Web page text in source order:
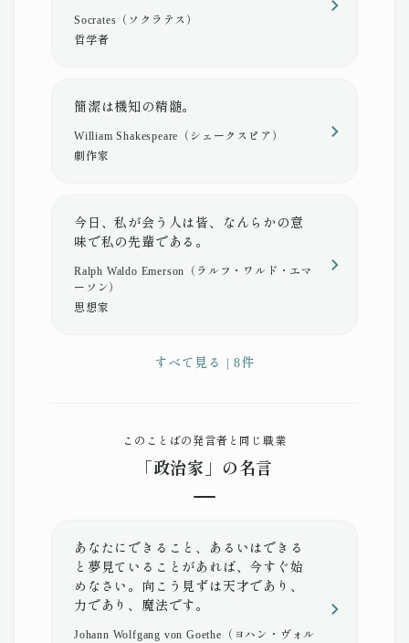
Socrates（ソクラテス）
哲学者
簡潔は機知の精髄。
William Shakespeare（シェークスピア）
劇作家
今日、私が会う人は皆、なんらかの意
味で私の先輩である。
Ralph Waldo Emerson（ラルフ・ワルド・エマ
ーソン）
思想家
すべて見る | 8件
このことばの発言者と同じ職業
「政治家」の名言
あなたにできること、あるいはできる
と夢見ていることがあれば、今すぐ始
めなさい。向こう見ずは天才であり、
力であり、魔法です。
Johann Wolfgang von Goethe（ヨハン・ヴォル